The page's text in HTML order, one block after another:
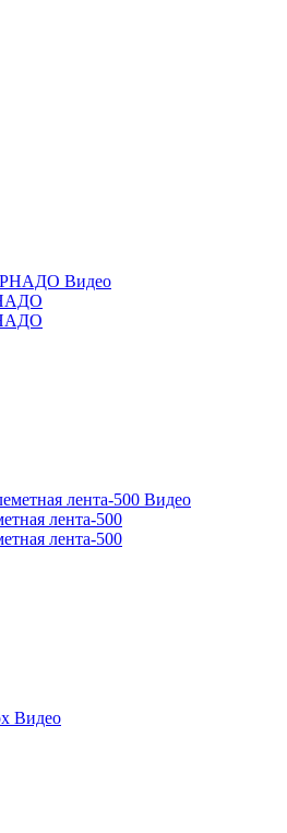
Видео
Видео
лента-500
лента-500
Видео